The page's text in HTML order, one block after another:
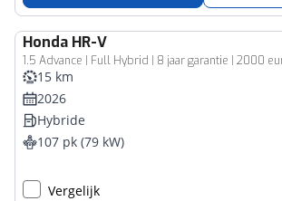
Honda HR-V
15 km
2026
Hybride
107 pk (79 kW)
Vergelijk